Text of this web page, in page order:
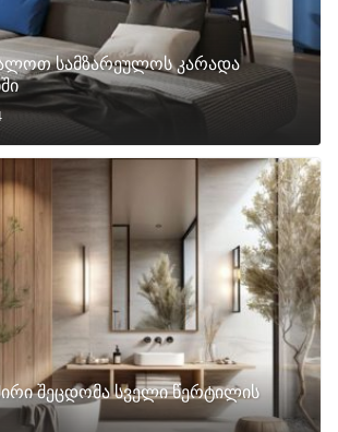
სამზარეულოს კარადა
შეცდომა სველი წერტილის